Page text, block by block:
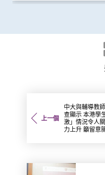
上一個
中大與輔導教
查顯示 本港學
激」情況令人
力上升 籲留意